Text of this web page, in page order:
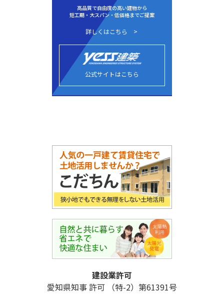
高品質で自由度の高い建物から
短工期・大スパン・低価格までご提案
詳しくはこちら
公式サイトはこちら
建設業許可
愛知県知事 許可 （特-2）第61391号